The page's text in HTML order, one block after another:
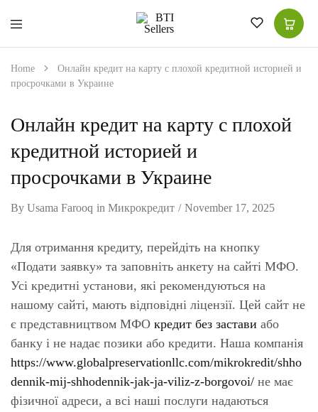
Sellers
Quality
Superior
Choice
|
Men
Suits
Kitchen
Tea
Home
Онлайн кредит на карту с плохой кредитной историей и
просрочками в Украине
Онлайн кредит на карту с плохой
кредитной историей и
просрочками в Украине
By Usama Farooq in Микрокредит November 17, 2025
Для отримання кредиту, перейдіть на кнопку
«Подати заявку» та заповніть анкету на сайті МФО.
Усі кредитні установи, які рекомендуються на
нашому сайті, мають відповідні ліцензії. Цей сайт не
є представництвом МФО кредит без застави або
банку і не надає позики або кредити. Наша компанія
https://www.globalpreservationllc.com/mikrokredit/shho
dennik-mij-shhodennik-jak-ja-viliz-z-borgovoi/ не має
фізичної адреси, а всі наші послуги надаються